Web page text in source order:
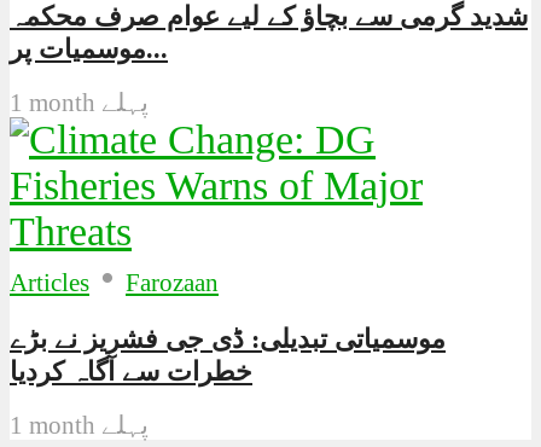
شدید گرمی سے بچاؤ کے لیے عوام صرف محکمہ
موسمیات پر...
1 month پہلے
Articles • Farozaan
موسمیاتی تبدیلی: ڈی جی فشریز نے بڑے
خطرات سے آگاہ کردیا
1 month پہلے